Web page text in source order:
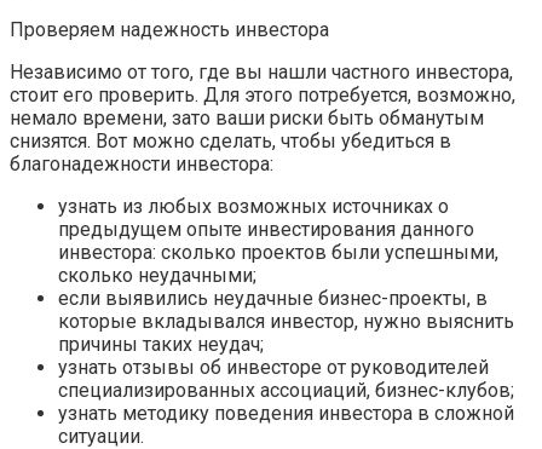
Проверяем надежность инвестора
Независимо от того, где вы нашли частного инвестора,
стоит его проверить. Для этого потребуется, возможно,
немало времени, зато ваши риски быть обманутым
снизятся. Вот можно сделать, чтобы убедиться в
благонадежности инвестора:
узнать из любых возможных источниках о
предыдущем опыте инвестирования данного
инвестора: сколько проектов были успешными,
сколько неудачными;
если выявились неудачные бизнес-проекты, в
которые вкладывался инвестор, нужно выяснить
причины таких неудач;
узнать отзывы об инвесторе от руководителей
специализированных ассоциаций, бизнес-клубов;
узнать методику поведения инвестора в сложной
ситуации.